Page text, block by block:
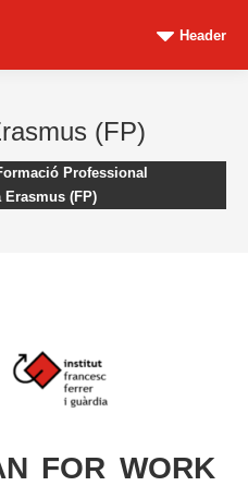
Header
(FP)
Professional
Erasmus (FP)
FOR WORK